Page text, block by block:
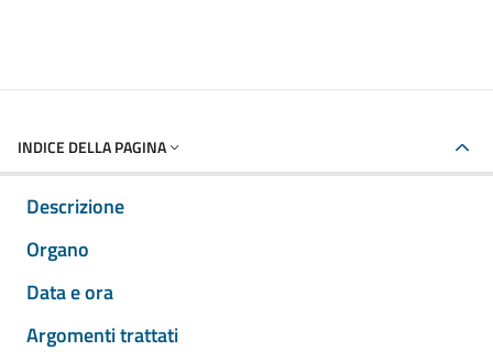
INDICE DELLA PAGINA
Descrizione
Organo
Data e ora
Argomenti trattati